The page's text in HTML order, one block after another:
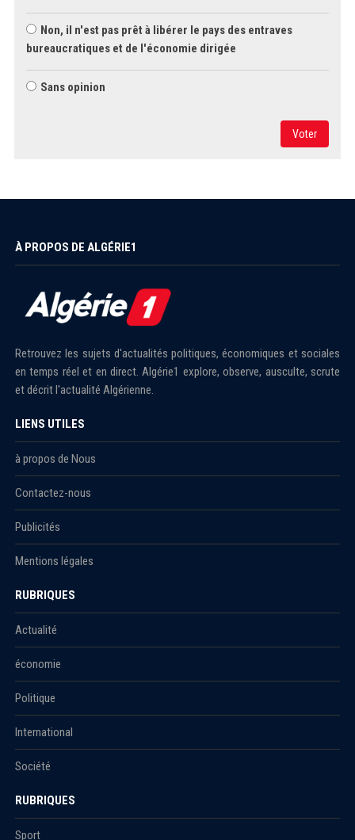
Non, il n'est pas prêt à libérer le pays des entraves
bureaucratiques et de l'économie dirigée
Sans opinion
Voter
À PROPOS DE ALGÉRIE1
Retrouvez les sujets d'actualités politiques, économiques et sociales
en temps réel et en direct. Algérie1 explore, observe, ausculte, scrute
et décrit l'actualité Algérienne.
LIENS UTILES
à propos de Nous
Contactez-nous
Publicités
Mentions légales
RUBRIQUES
Actualité
économie
Politique
International
Société
RUBRIQUES
Sport